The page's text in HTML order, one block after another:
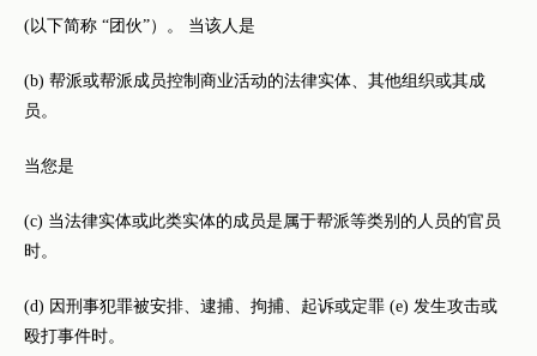
(以下简称 “团伙”）。 当该人是
(b) 帮派或帮派成员控制商业活动的法律实体、其他组织或其成
员。
当您是
(c) 当法律实体或此类实体的成员是属于帮派等类别的人员的官员
时。
(d) 因刑事犯罪被安排、逮捕、拘捕、起诉或定罪 (e) 发生攻击或
殴打事件时。